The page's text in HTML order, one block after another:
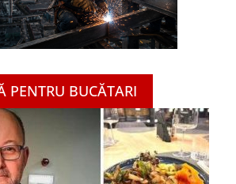
PENTRU BUCĂTARI